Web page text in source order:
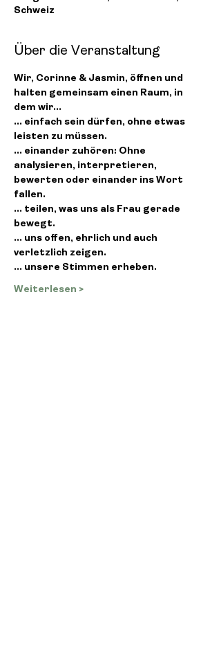
Schweiz
Über die Veranstaltung
Wir, Corinne & Jasmin, öffnen und
halten gemeinsam einen Raum, in
dem wir...
... einfach sein dürfen, ohne etwas
leisten zu müssen.
... einander zuhören: Ohne
analysieren, interpretieren,
bewerten oder einander ins Wort
fallen.
... teilen, was uns als Frau gerade
bewegt.
... uns offen, ehrlich und auch
verletzlich zeigen.
... unsere Stimmen erheben.
Weiterlesen >